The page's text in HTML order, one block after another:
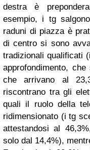
destra è
esempio, i tg
raduni di piazza è
di centro si sono
tradizionali qualificati
approfondimento,
che arrivano al
riscontrano tra gli
quali il ruolo della
ridimensionato (i tg
attestandosi al
solo dal 14,4%),